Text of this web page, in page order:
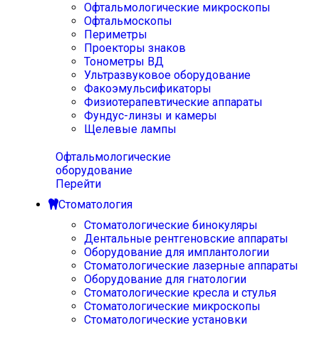
Офтальмологические микроскопы
Офтальмоскопы
Периметры
Проекторы знаков
Тонометры ВД
Ультразвуковое оборудование
Факоэмульсификаторы
Физиотерапевтические аппараты
Фундус-линзы и камеры
Щелевые лампы
Офтальмологические
оборудование
Перейти
Стоматология
Стоматологические бинокуляры
Дентальные рентгеновские аппараты
Оборудование для имплантологии
Стоматологические лазерные аппараты
Оборудование для гнатологии
Стоматологические кресла и стулья
Стоматологические микроскопы
Стоматологические установки